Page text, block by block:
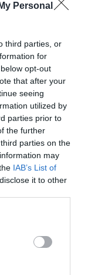
Personal
third parties, or
for
opt-out
that after your
seeing
utilized by
parties prior to
the further
parties on the
may
IAB’s List of
it to other
more Google
may click to
party tags to
below Google
vremena
na večeru ili
pozadinu za
lipnja/juna do 23.
su poruke
nesporazumi u
se pričekati
Raka i aktivira